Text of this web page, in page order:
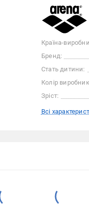
Країна-
Бренд:
Стать дитини:
Колір
Зріст:
Всі